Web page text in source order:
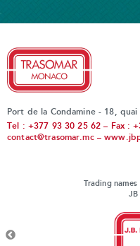
Port de la Condamine - 18,
Tel : +377 93 30 25 62 – Fax :
contact@trasomar.mc–
Trading
JB